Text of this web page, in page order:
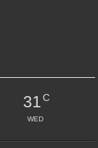
31C
WED